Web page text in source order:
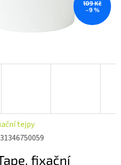
109 Kč
–9 %
tejpy
fixační